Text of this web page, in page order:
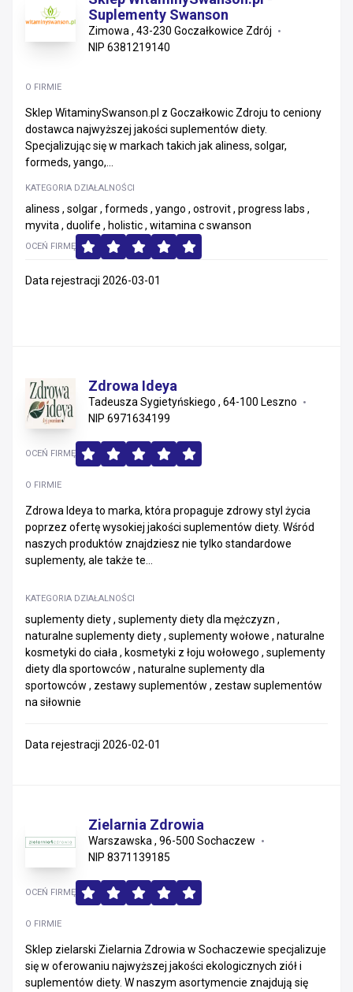
Suplementy Swanson
Zimowa , 43-230 Goczałkowice Zdrój
NIP 6381219140
O FIRMIE
Sklep WitaminySwanson.pl z Goczałkowic Zdroju to ceniony
dostawca najwyższej jakości suplementów diety.
Specjalizując się w markach takich jak aliness, solgar,
formeds, yango,...
KATEGORIA DZIAŁALNOŚCI
aliness , solgar , formeds , yango , ostrovit , progress labs ,
myvita , duolife , holistic , witamina c swanson
OCEŃ FIRMĘ
Data rejestracji 2026-03-01
Zdrowa Ideya
Tadeusza Sygietyńskiego , 64-100 Leszno
NIP 6971634199
O FIRMIE
Zdrowa Ideya to marka, która propaguje zdrowy styl życia
poprzez ofertę wysokiej jakości suplementów diety. Wśród
naszych produktów znajdziesz nie tylko standardowe
suplementy, ale także te...
KATEGORIA DZIAŁALNOŚCI
suplementy diety , suplementy diety dla mężczyzn ,
naturalne suplementy diety , suplementy wołowe , naturalne
kosmetyki do ciała , kosmetyki z łoju wołowego , suplementy
diety dla sportowców , naturalne suplementy dla
sportowców , zestawy suplementów , zestaw suplementów
na siłownie
OCEŃ FIRMĘ
Data rejestracji 2026-02-01
Zielarnia Zdrowia
Warszawska , 96-500 Sochaczew
NIP 8371139185
O FIRMIE
Sklep zielarski Zielarnia Zdrowia w Sochaczewie specjalizuje
się w oferowaniu najwyższej jakości ekologicznych ziół i
suplementów diety. W naszym asortymencie znajdują się
OCEŃ FIRMĘ